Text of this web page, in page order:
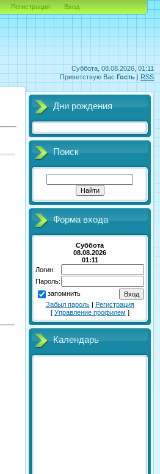
Суббота, 08.08.2026, 01:11
Приветствую Вас Гость | RSS
Регистрация Вход
Дни рождения
Поиск
Форма входа
Суббота
08.08.2026
01:11
Логин:
Пароль:
запомнить
Забыл пароль| Регистрация
[ Управление профилем ]
Календарь